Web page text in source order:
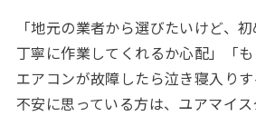
「地元の業者から選びたいけど、
丁寧に作業してくれるか心配」「
エアコンが故障したら泣き寝入り
不安に思っている方は、ユアマイ